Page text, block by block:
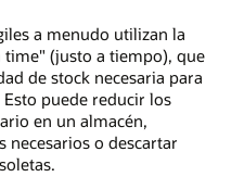
a menudo utilizan la
(justo a tiempo), que
de stock necesaria para
puede reducir los
en un almacén,
necesarios o descartar